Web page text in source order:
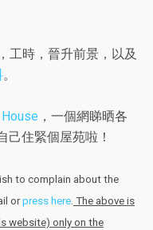
工時，晉升前景，以及
。
，一個網睇晒各
己住緊個屋苑啦！
to complain about the
orpress here. The above is
website) only on the